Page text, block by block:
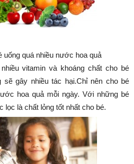
uống quá nhiều nước hoa quả
vitamin và khoáng chất cho bé
sẽ gây nhiều tác hại.Chỉ nên cho bé
hoa quả mỗi ngày. Với những bé
lọc là chất lỏng tốt nhất cho bé.